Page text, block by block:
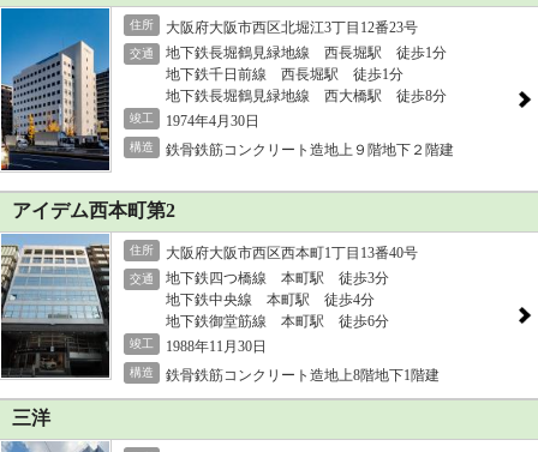
住所 大阪府大阪市西区北堀江3丁目12番23号
交通
地下鉄長堀鶴見緑地線 西長堀駅 徒歩1分
地下鉄千日前線 西長堀駅 徒歩1分
地下鉄長堀鶴見緑地線 西大橋駅 徒歩8分
竣工 1974年4月30日
構造 鉄骨鉄筋コンクリート造地上９階地下２階建
アイデム西本町第2
住所 大阪府大阪市西区西本町1丁目13番40号
交通
地下鉄四つ橋線 本町駅 徒歩3分
地下鉄中央線 本町駅 徒歩4分
地下鉄御堂筋線 本町駅 徒歩6分
竣工 1988年11月30日
構造 鉄骨鉄筋コンクリート造地上8階地下1階建
三洋